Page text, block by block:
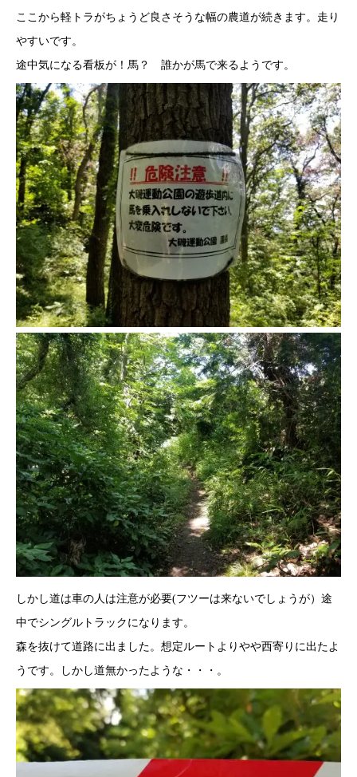
ここから軽トラがちょうど良さそうな幅の農道が続きます。走り
やすいです。
途中気になる看板が！馬？ 誰かが馬で来るようです。
しかし道は車の人は注意が必要(フツーは来ないでしょうが）途
中でシングルトラックになります。
森を抜けて道路に出ました。想定ルートよりやや西寄りに出たよ
うです。しかし道無かったような・・・。